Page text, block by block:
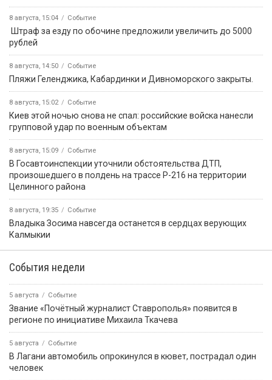
8 августа, 15:04 Событие
️ Штраф за езду по обочине предложили увеличить до 5000
рублей
8 августа, 14:50 Событие
️Пляжи Геленджика, Кабардинки и Дивноморского закрыты.
8 августа, 15:02 Событие
Киев этой ночью снова не спал: российские войска нанесли
групповой удар по военным объектам
8 августа, 15:09 Событие
В Госавтоинспекции уточнили обстоятельства ДТП,
произошедшего в полдень на трассе Р-216 на территории
Целинного района
8 августа, 19:35 Событие
Владыка Зосима навсегда останется в сердцах верующих
Калмыкии
События недели
5 августа Событие
Звание «Почётный журналист Ставрополья» появится в
регионе по инициативе Михаила Ткачева
5 августа Событие
В Лагани автомобиль опрокинулся в кювет, пострадал один
человек